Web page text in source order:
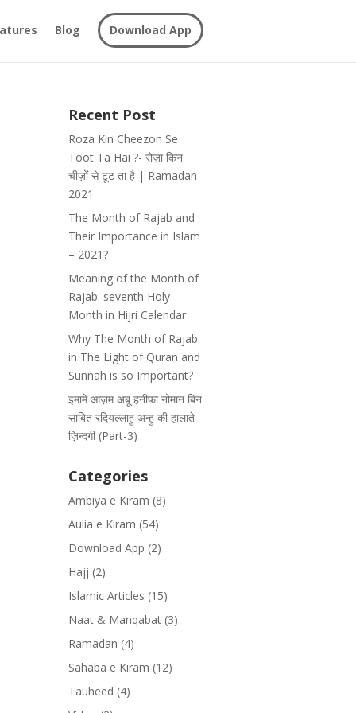
Blog Download App
Recent Post
Roza Kin Cheezon Se
Toot Ta Hai ?- रोज़ा किन
चीज़ों से टूट ता है | Ramadan
2021
The Month of Rajab and
Their Importance in Islam
– 2021?
Meaning of the Month of
Rajab: seventh Holy
Month in Hijri Calendar
Why The Month of Rajab
in The Light of Quran and
Sunnah is so Important?
इमामे आज़म अबू हनीफा नोमान बिन
साबित रदियल्लाहु अन्हु की हालाते
ज़िन्दगी (Part-3)
Categories
Ambiya e Kiram (8)
Aulia e Kiram (54)
Download App (2)
Hajj (2)
Islamic Articles (15)
Naat & Manqabat(3)
Ramadan (4)
Sahaba e Kiram (12)
Tauheed (4)